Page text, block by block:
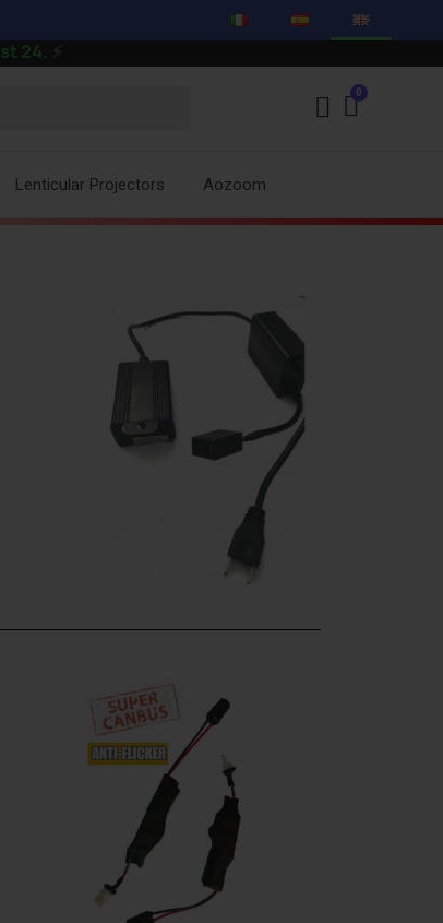
Lenticular Projectors Aozoom